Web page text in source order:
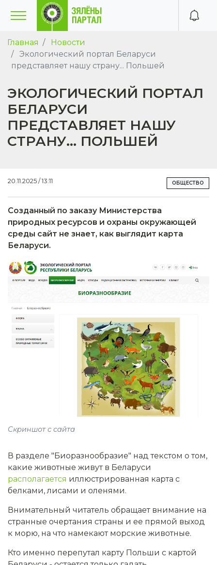
Главная
Новости
Экологический портал Беларуси
представляет нашу страну... Польшей
ЭКОЛОГИЧЕСКИЙ ПОРТАЛ
БЕЛАРУСИ
ПРЕДСТАВЛЯЕТ НАШУ
СТРАНУ... ПОЛЬШЕЙ
20.11.2025 / 13:11 ОБЩЕСТВО
Созданный по заказу Министерства
природных ресурсов и охраны окружающей
среды сайт не знает, как выглядит карта
Беларуси.
Скриншот с сайта
В разделе "Биоразнообразие" над текстом о том,
какие животные живут в Беларуси
располагается иллюстрированная карта с
белками, лисами и оленями.
Внимательный читатель обращает внимание на
странные очертания страны и ее прямой выход
к морю, на что намекают морские животные.
Кто именно перепутал карту Польши с картой